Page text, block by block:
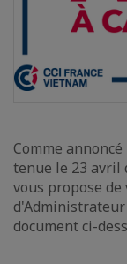
Comme
tenue le 23 avril
vous propose
d'Administrateur
document ci-